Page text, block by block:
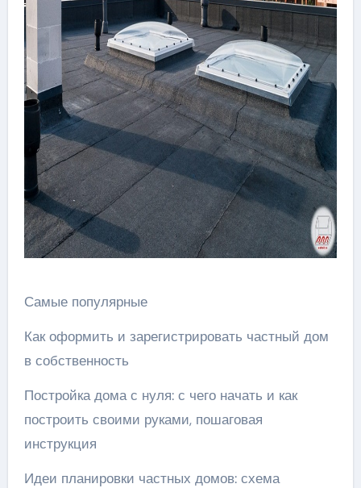
Самые популярные
Как оформить и зарегистрировать частный дом
в собственность
Постройка дома с нуля: с чего начать и как
построить своими руками, пошаговая
инструкция
Идеи планировки частных домов: схема